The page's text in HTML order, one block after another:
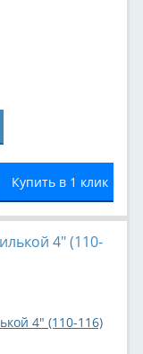
Купить в 1 клик
4" (110-